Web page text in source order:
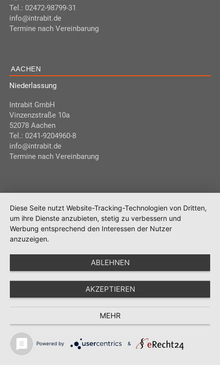
Tel.: 02472-98799-31
info@intrabit.de
Termine nach Vereinbarung
AACHEN
Niederlassung
Intrabit GmbH
Vinzenzstraße 10a
52078 Aachen
Tel.: 0241-9204960-8
info@intrabit.de
Termine nach Vereinbarung
Diese Seite nutzt Website-Tracking-Technologien von Dritten,
um ihre Dienste anzubieten, stetig zu verbessern und
Werbung entsprechend den Interessen der Nutzer
anzuzeigen.
ABLEHNEN
AKZEPTIEREN
MEHR
Powered by &